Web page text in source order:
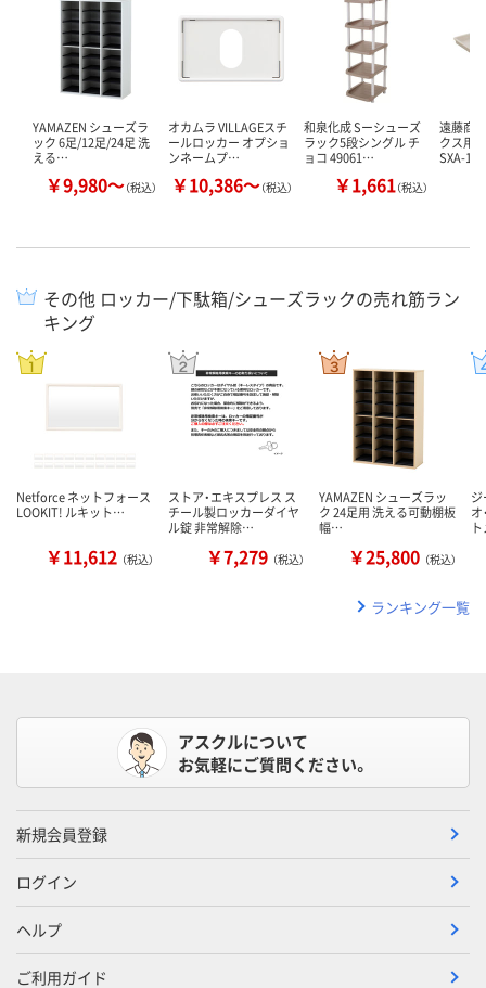
YAMAZEN シューズラ
ック 6足/12足/24足 洗
える…
￥9,980～（税込）
オカムラ VILLAGEスチ
ールロッカー オプショ
ンネームプ…
￥10,386～（税込）
和泉化成 Sーシューズ
ラック5段シングル チ
ョコ 49061…
￥1,661（税込）
遠藤商
クス用
SXA-11
その他 ロッカー/下駄箱/シューズラックの売れ筋ラン
キング
Netforce ネットフォース
LOOKIT! ルキット…
￥11,612 （税込）
ストア・エキスプレス ス
チール製ロッカーダイヤ
ル錠 非常解除…
￥7,279 （税込）
YAMAZEN シューズラッ
ク 24足用 洗える可動棚板
幅…
￥25,800 （税込）
ジ
オ
ランキング一覧
アスクルについて
お気軽にご質問ください。
新規会員登録
ログイン
ヘルプ
ご利用ガイド